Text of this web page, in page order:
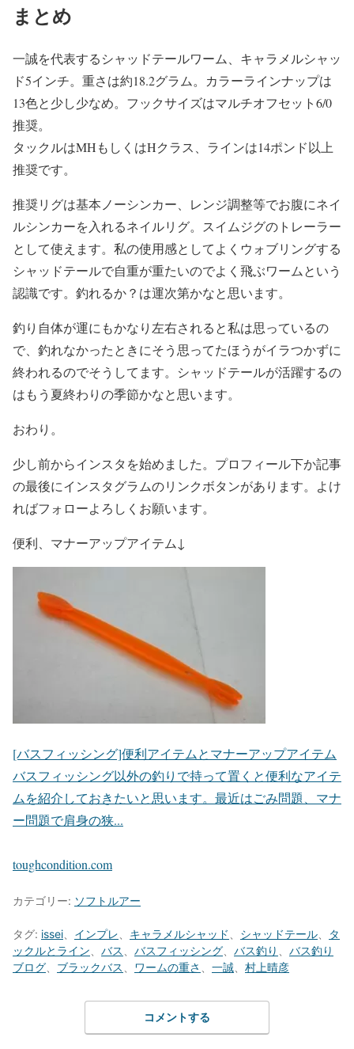
まとめ
一誠を代表するシャッドテールワーム、キャラメルシャッ
ド5インチ。重さは約18.2グラム。カラーラインナップは
13色と少し少なめ。フックサイズはマルチオフセット6/0
推奨。
タックルはMHもしくはHクラス、ラインは14ポンド以上
推奨です。
推奨リグは基本ノーシンカー、レンジ調整等でお腹にネイ
ルシンカーを入れるネイルリグ。スイムジグのトレーラー
として使えます。私の使用感としてよくウォブリングする
シャッドテールで自重が重たいのでよく飛ぶワームという
認識です。釣れるか？は運次第かなと思います。
釣り自体が運にもかなり左右されると私は思っているの
で、釣れなかったときにそう思ってたほうがイラつかずに
終われるのでそうしてます。シャッドテールが活躍するの
はもう夏終わりの季節かなと思います。
おわり。
少し前からインスタを始めました。プロフィール下か記事
の最後にインスタグラムのリンクボタンがあります。よけ
ればフォローよろしくお願います。
便利、マナーアップアイテム↓
[バスフィッシング]便利アイテムとマナーアップアイテム
バスフィッシング以外の釣りで持って置くと便利なアイテ
ムを紹介しておきたいと思います。最近はごみ問題、マナ
ー問題で肩身の狭...
toughcondition.com
カテゴリー: ソフトルアー
タグ: issei、 インプレ、 キャラメルシャッド、 シャッドテール、
タ
ックルとライン、 バス、 バスフィッシング、 バス釣り 、 バス釣り
ブログ、 ブラックバス、 ワームの重さ 、 一誠、 村上晴彦
コメントする